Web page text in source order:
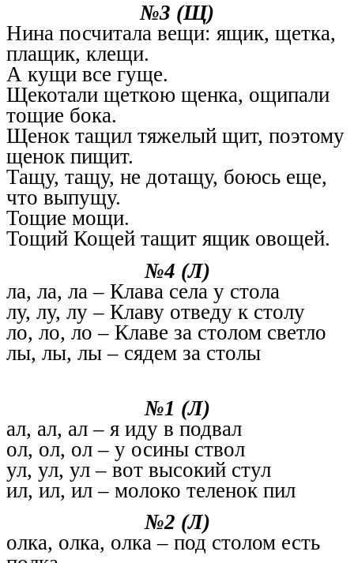
№3 (Щ)
Нина посчитала вещи: ящик, щетка,
плащик, клещи.
А кущи все гуще.
Щекотали щеткою щенка, ощипали
тощие бока.
Щенок тащил тяжелый щит, поэтому
щенок пищит.
Тащу, тащу, не дотащу, боюсь еще,
что выпущу.
Тощие мощи.
Тощий Кощей тащит ящик овощей.
№4 (Л)
ла, ла, ла – Клава села у стола
лу, лу, лу – Клаву отведу к столу
ло, ло, ло – Клаве за столом светло
лы, лы, лы – сядем за столы
№1 (Л)
ал, ал, ал – я иду в подвал
ол, ол, ол – у осины ствол
ул, ул, ул – вот высокий стул
ил, ил, ил – молоко теленок пил
№2 (Л)
олка, олка, олка – под столом есть